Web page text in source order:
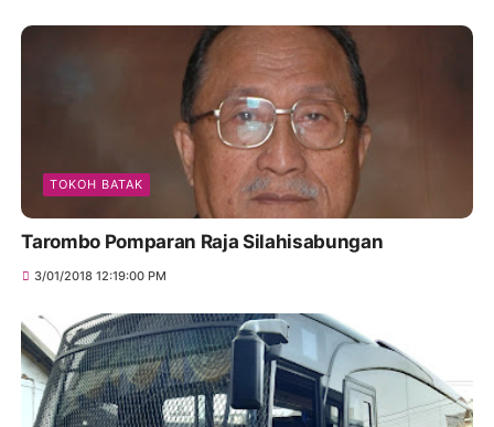
TOKOH BATAK
Tarombo Pomparan Raja Silahisabungan
3/01/2018 12:19:00 PM